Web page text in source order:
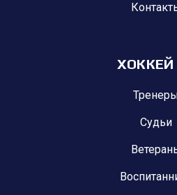
ХОККЕЙ
Судьи